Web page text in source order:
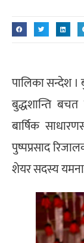
पालिका सन्देश ।
बुद्धशान्ति
बार्षिक
पुष्पप्रसाद
शेयर सदस्य